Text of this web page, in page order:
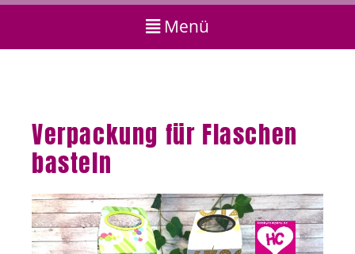
Verpackung für Flaschen
basteln